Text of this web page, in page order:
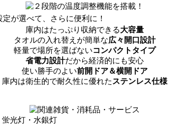
が選べて、さらに便利に！
庫内はたっぷり収納できる大容量
タオルの入れ替えが簡単な広々開口設計
軽量で場所を選ばないコンパクトタイプ
省電力設計だから経済的にも安心
使い勝手のよい前開ドア＆横開ドア
庫内は衛生的で耐久性に優れた ステンレス仕様